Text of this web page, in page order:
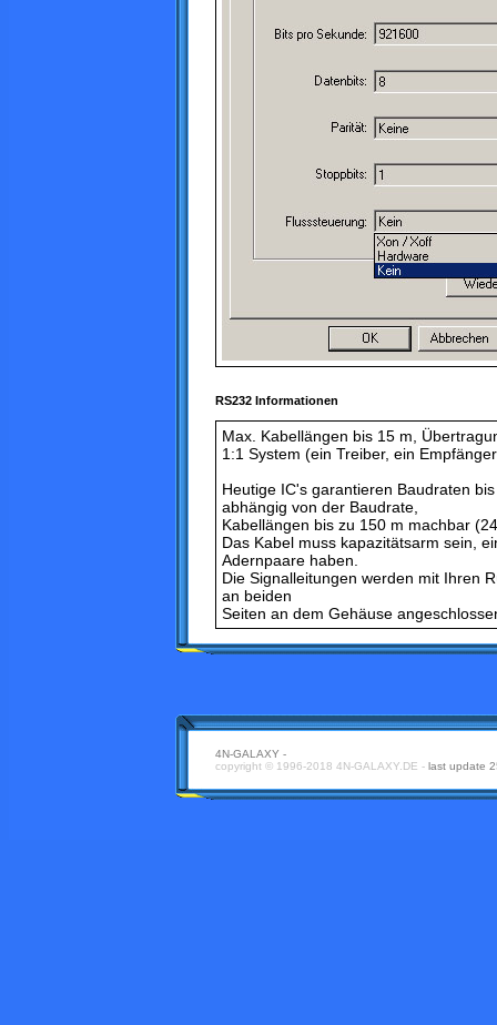
RS232 Informationen
Max. Kabellängen bis 15 m,
1:1 System (ein Treiber, ein
Heutige IC's garantieren Baudraten
abhängig von der Baudrate,
Kabellängen bis zu 150 m machbar
Das Kabel muss kapazitätsarm sein,
Adernpaare haben.
Die Signalleitungen werden mit Ihren
an beiden
Seiten an dem Gehäuse
4N-GALAXY -
copyright © 1996-2018 4N-GALAXY.DE - last update